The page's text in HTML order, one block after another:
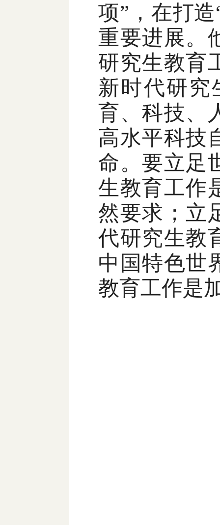
项”，在打
重要进展。
研究生教育
新时代研究
育、科技、
高水平科技
命。要立足
生教育工作
然要求；立
代研究生教
中国特色世
教育工作是